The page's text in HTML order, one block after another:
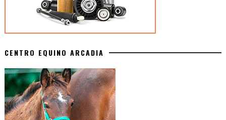
CENTRO EQUINO ARCADIA